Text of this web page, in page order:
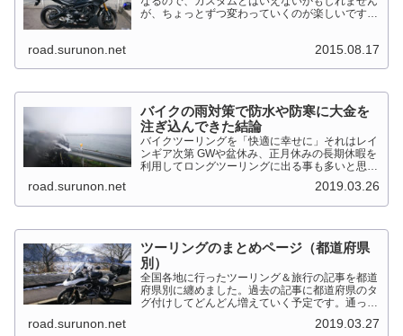
が、ちょっとずつ変わっていくのが楽しいです。
road.surunon.net 2015.08.17
バイクの雨対策で防水や防寒に大金を
注ぎ込んできた結論
バイクツーリングを「快適に幸せに」それはレイ
ンギア次第 GWや盆休み、正月休みの長期休暇を
利用してロングツーリングに出る事も多いと思い
り雨ならまだしも1日２日ずっと降り続ける雨が
あります。「そんな...
road.surunon.net 2019.03.26
ツーリングのまとめページ（都道府県
別）
全国各地に行ったツーリング＆旅行の記事を都道
府県別に纏めました。過去の記事に都道府県のタ
グ付けしてどんどん増えていく予定です。通った
した。 分類ってなかなか難しいですね、能登半
road.surunon.net 2019.03.27